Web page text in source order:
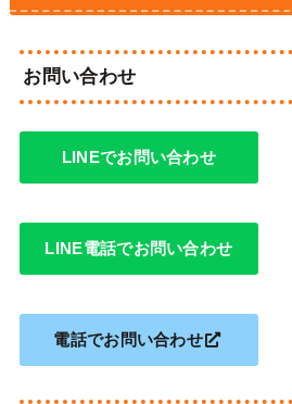
お問い合わせ
LINEでお問い合わせ
LINE電話でお問い合わせ
電話でお問い合わせ